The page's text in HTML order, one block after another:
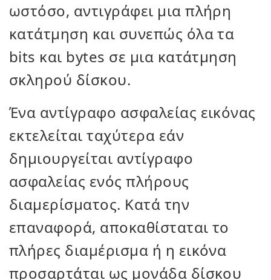
ωστόσο, αντιγράφει μια πλήρη
κατάτμηση και συνεπώς όλα τα
bits και bytes σε μια κατάτμηση
σκληρού δίσκου.
Ένα αντίγραφο ασφαλείας εικόνας
εκτελείται ταχύτερα εάν
δημιουργείται αντίγραφο
ασφαλείας ενός πλήρους
διαμερίσματος. Κατά την
επαναφορά, αποκαθίσταται το
πλήρες διαμέρισμα ή η εικόνα
προσαρτάται ως μονάδα δίσκου